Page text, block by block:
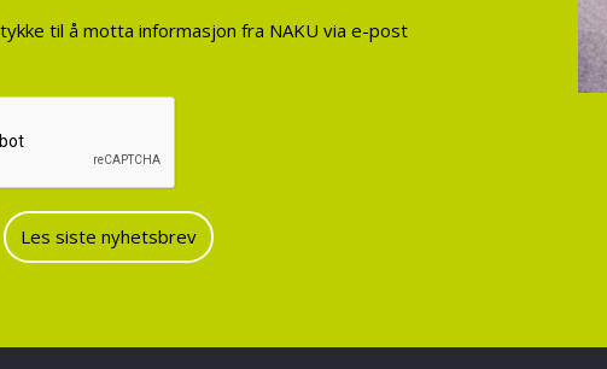
til å motta informasjon fra NAKU via e-post
Les siste nyhetsbrev